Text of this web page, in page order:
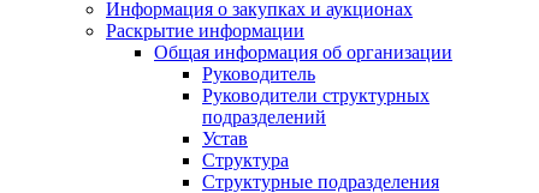
Информация о закупках и аукционах
Раскрытие информации
Общая информация об организации
Руководитель
Руководители структурных
подразделений
Устав
Структура
Структурные подразделения